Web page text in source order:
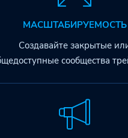
МАСШТАБИРУЕМОСТЬ
Создавайте закрытые
сообщества